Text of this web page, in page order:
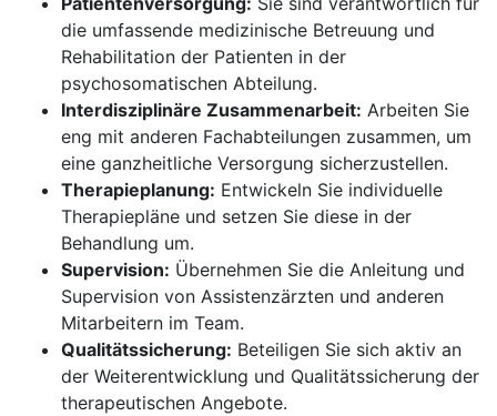
die umfassende medizinische Betreuung und
Rehabilitation der Patienten in der
psychosomatischen Abteilung.
Interdisziplinäre Zusammenarbeit: Arbeiten Sie
eng mit anderen Fachabteilungen zusammen, um
eine ganzheitliche Versorgung sicherzustellen.
Therapieplanung: Entwickeln Sie individuelle
Therapiepläne und setzen Sie diese in der
Behandlung um.
Supervision: Übernehmen Sie die Anleitung und
Supervision von Assistenzärzten und anderen
Mitarbeitern im Team.
Qualitätssicherung: Beteiligen Sie sich aktiv an
der Weiterentwicklung und Qualitätssicherung der
therapeutischen Angebote.